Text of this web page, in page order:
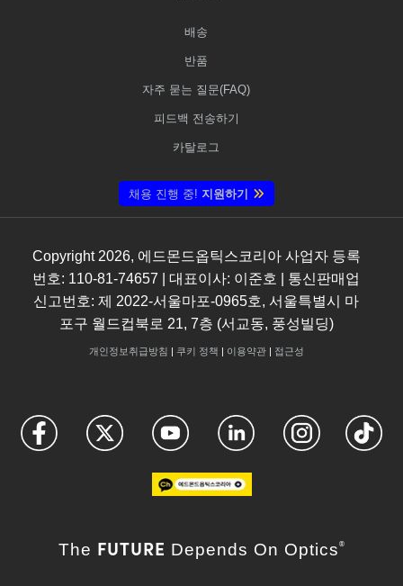
배송
반품
자주 묻는 질문(FAQ)
피드백 전송하기
카탈로그
채용 진행 중! 지원하기
Copyright 2026, 에드몬드옵틱스코리아 사업자 등록
번호: 110-81-74657 | 대표이사: 이준호 | 통신판매업
신고번호: 제 2022-서울마포-0965호, 서울특별시 마
포구 월드컵북로 21, 7층 (서교동, 풍성빌딩)
개인정보취급방침 | 쿠키 정책 | 이용약관| 접근성
The FUTURE Depends On Optics ®